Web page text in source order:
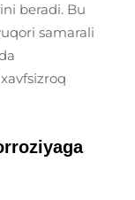
beradi. Bu
samarali